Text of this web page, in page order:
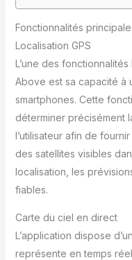
Fonctionnalités
Localisation GPS
L’une des
Above est sa capacité à
smartphones. Cette
déterminer précisément
l’utilisateur afin de
des satellites visibles
localisation, les
fiables.
Carte du ciel en direct
L’application dispose
représente en temps